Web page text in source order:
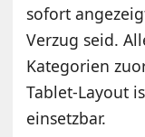
sofort
Verzug seid.
Kategorien
Tablet-Layout
einsetzbar.